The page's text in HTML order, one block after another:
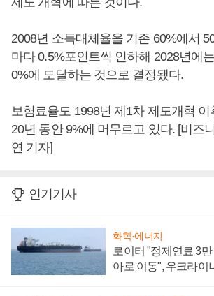
2008년 소득대체율을 기존 60%에서
마다 0.5%포인트씩 인하해 2028년에
0%에 도달하는 것으로 결정됐다.
보험료율도 1998년 제1차 제도개혁 이
20년 동안 9%에 머무르고 있다. [비즈
연 기자]
인기기사
화학·에너지
로이터 "정제연료 3
아로 이동", 우크라이